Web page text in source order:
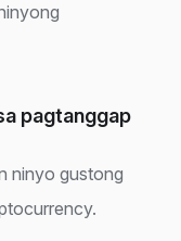
pagtanggap
ninyo gustong